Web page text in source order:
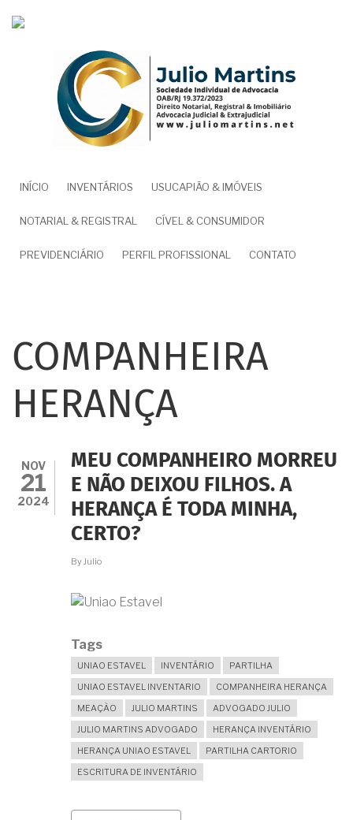
para
NAVEGAÇÃO
PRINCIPAL
INÍCIO INVENTÁRIOS USUCAPIÃO & IMÓVEIS
NOTARIAL & REGISTRAL CÍVEL & CONSUMIDOR
PREVIDENCIÁRIO PERFIL PROFISSIONAL CONTATO
COMPANHEIRA
HERANÇA
NOV
21
2024
MEU COMPANHEIRO MORREU
E NÃO DEIXOU FILHOS. A
HERANÇA É TODA MINHA,
CERTO?
By Julio
Tags
UNIAO ESTAVEL INVENTÁRIO
PARTILHA
UNIAO ESTAVEL INVENTARIO
COMPANHEIRA HERANÇA
MEAÇÃO
JULIO MARTINS
ADVOGADO JULIO
JULIO MARTINS ADVOGADO
HERANÇA INVENTÁRIO
HERANÇA UNIAO ESTAVEL
PARTILHA CARTORIO
ESCRITURA DE INVENTÁRIO